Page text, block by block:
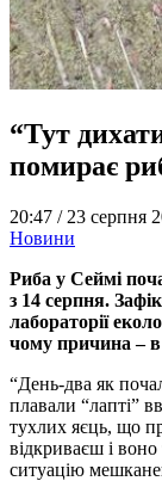
“Тут
помирає
20:47 / 23 серпня
Новини
Риба у Сеймі
з 14 серпня.
лабораторії
чому причина – в
“День-два як
плавали “лапті”
тухлих яєць, що
відкриваєш і
ситуацію